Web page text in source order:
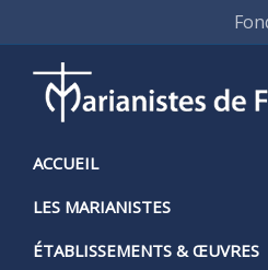
ACCUEIL
LES MARIANISTES
ÉTABLISSEMENTS & ŒUVRES